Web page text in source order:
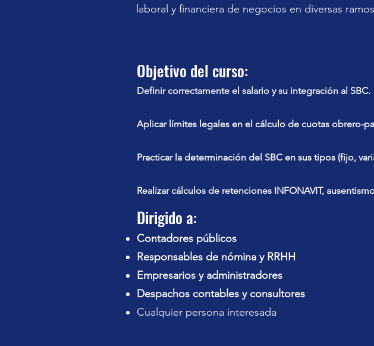
laboral y financiera de negocios en diversas
Objetivo del curso:
Definir correctamente el salario y su integración al SBC.
Aplicar límites legales en el cálculo de cuotas obrero-
Practicar la determinación del SBC en sus tipos (fijo,
Realizar cálculos de retenciones INFONAVIT,
Dirigido a:
Contadores públicos
Responsables de nómina y RRHH
Empresarios y administradores
Despachos contables y consultores
Cualquier persona interesada